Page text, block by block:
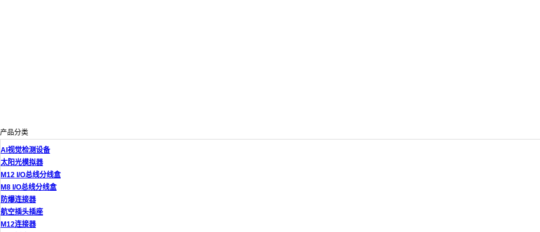
产品分类
AI视觉检测设备
太阳光模拟器
M12 I/O总线分线盒
M8 I/O总线分线盒
防爆连接器
航空插头插座
M12连接器